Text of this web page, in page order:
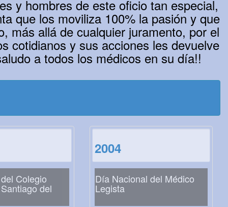
y hombres de este oficio tan especial,
que los moviliza 100% la pasión y que
más allá de cualquier juramento, por el
cotidianos y sus acciones les devuelve
a todos los médicos en su día!!
Colegio
del
2004
Día Nacional del Médico
Legista